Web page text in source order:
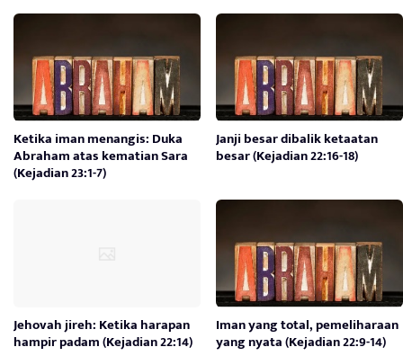
Ketika iman menangis: Duka
Abraham atas kematian Sara
(Kejadian 23:1-7)
Janji besar dibalik ketaatan
besar (Kejadian 22:16-18)
Jehovah jireh: Ketika harapan
hampir padam (Kejadian 22:14)
Iman yang total, pemeliharaan
yang nyata (Kejadian 22:9-14)